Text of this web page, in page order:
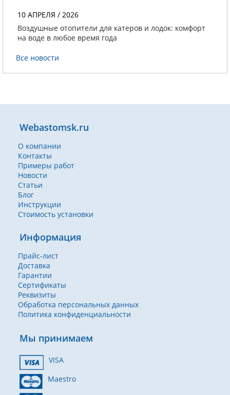
10 АПРЕЛЯ / 2026
Воздушные отопители для катеров и лодок: комфорт
на воде в любое время года
Все новости
Webastomsk.ru
О компании
Контакты
Примеры работ
Новости
Статьи
Блог
Инструкции
Стоимость установки
Информация
Прайс-лист
Доставка
Гарантии
Сертификаты
Реквизиты
Обработка персональных данных
Политика конфиденциальности
Мы принимаем
VISA
Maestro